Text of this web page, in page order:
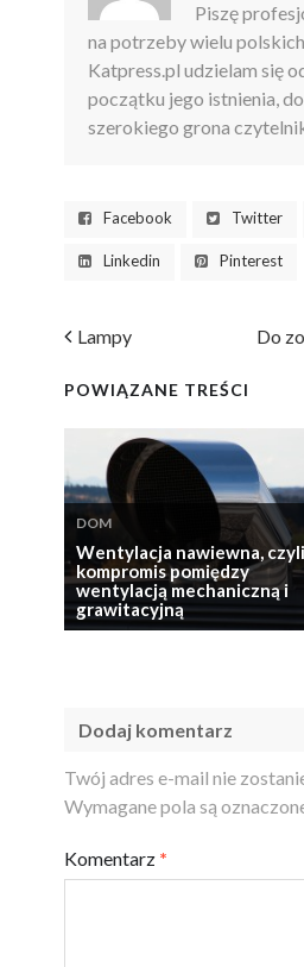
Piszę
na potrzeby wielu
Katpress.pl udzielam się
początku jego istnienia,
szerokiego grona
Facebook Twitter
Linkedin Pinterest
Lampy Do
POWIĄZANE TREŚCI
DOM
Wentylacja nawiewna, czyli
kompromis pomiędzy
wentylacją mechaniczną i
grawitacyjną
Dodaj komentarz
Twój adres e-mail nie
Wymagane pola są
Komentarz *